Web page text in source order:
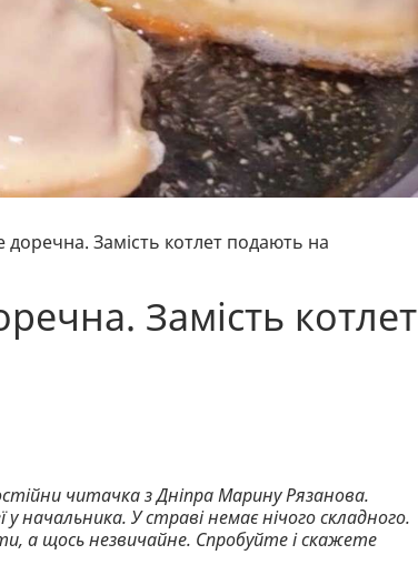
доречна. Замість котлет подають на
Замість котлет
читачка з Дніпра Марину Рязанова.
начальника. У страві немає нічого складного.
а щось незвичайне. Спробуйте і скажете